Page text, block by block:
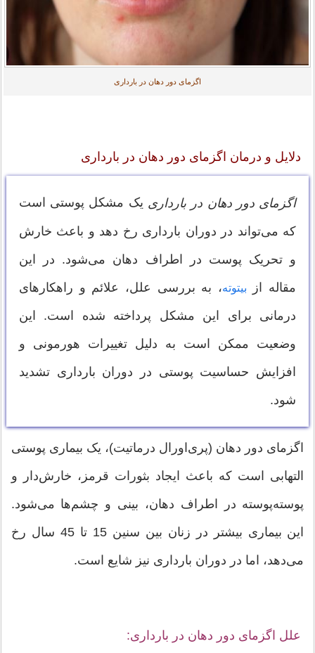
اگزمای دور دهان در بارداری
دلایل و درمان اگزمای دور دهان در بارداری
اگزمای دور دهان در بارداری یک مشکل پوستی است
که می‌تواند در دوران بارداری رخ دهد و باعث خارش
و تحریک پوست در اطراف دهان می‌شود. در این
مقاله از
بیتوته، به بررسی علل، علائم و راهکارهای
درمانی برای این مشکل پرداخته شده است. این
وضعیت ممکن است به دلیل تغییرات هورمونی و
افزایش حساسیت پوستی در دوران بارداری تشدید
شود.
اگزمای دور دهان (پری‌اورال درماتیت)، یک بیماری پوستی
التهابی است که باعث ایجاد بثورات قرمز، خارش‌دار و
پوسته‌پوسته در اطراف دهان، بینی و چشم‌ها می‌شود.
این بیماری بیشتر در زنان بین سنین 15 تا 45 سال رخ
می‌دهد، اما در دوران بارداری نیز شایع است.
علل اگزمای دور دهان در بارداری: